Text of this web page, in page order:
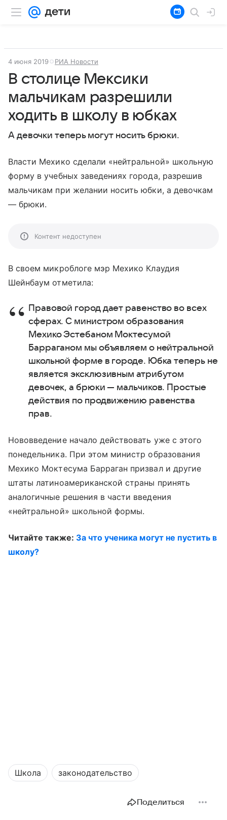
4 июня 2019 РИА Новости
В столице Мексики
мальчикам разрешили
ходить в школу в юбках
А девочки теперь могут носить брюки.
Власти Мехико сделали «нейтральной» школьную
форму в учебных заведениях города, разрешив
мальчикам при желании носить юбки, а девочкам
— брюки.
Контент недоступен
В своем микроблоге мэр Мехико Клаудия
Шейнбаум отметила:
Правовой город дает равенство во всех
сферах. С министром образования
Мехико Эстебаном Моктесумой
Барраганом мы объявляем о нейтральной
школьной форме в городе. Юбка теперь не
является эксклюзивным атрибутом
девочек, а брюки — мальчиков. Простые
действия по продвижению равенства
прав.
Нововведение начало действовать уже с этого
понедельника. При этом министр образования
Мехико Моктесума Барраган призвал и другие
штаты латиноамериканской страны принять
аналогичные решения в части введения
«нейтральной» школьной формы.
Читайте также: За что ученика могут не пустить в
школу?
Школа законодательство
Поделиться